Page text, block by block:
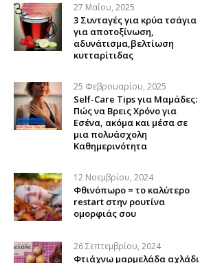
27 Μαΐου, 2025
3 Συνταγές για κρύα τσάγια
για αποτοξίνωση,
αδυνάτισμα,βελτίωση
κυτταρίτιδας
25 Φεβρουαρίου, 2025
Self-Care Tips για Μαμάδες:
Πώς να Βρεις Χρόνο για
Εσένα, ακόμα και μέσα σε
μια πολυάσχολη
Καθημερινότητα
12 Νοεμβρίου, 2024
Φθινόπωρο = το καλύτερο
restart στην ρουτίνα
ομορφιάς σου
26 Σεπτεμβρίου, 2024
Φτιάχνω μαρμελάδα αχλάδι